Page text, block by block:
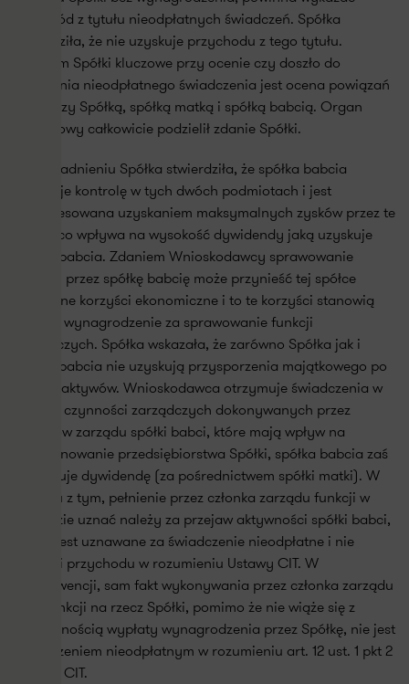
przychód z tytułu nieodpłatnych świadczeń. Spółka
stwierdziła, że nie uzyskuje przychodu z tego tytułu.
Zdaniem Spółki kluczowe przy ocenie czy doszło do
powstania nieodpłatnego świadczenia jest ocena powiązań
pomiędzy Spółką, spółką matką i spółką babcią. Organ
podatkowy całkowicie podzielił zdanie Spółki.
W uzasadnieniu Spółka stwierdziła, że spółka babcia
sprawuje kontrolę w tych dwóch podmiotach i jest
zainteresowana uzyskaniem maksymalnych zysków przez te
spółki, co wpływa na wysokość dywidendy jaką uzyskuje
spółka babcia. Zdaniem Wnioskodawcy sprawowanie
kontroli przez spółkę babcię może przynieść tej spółce
wymierne korzyści ekonomiczne i to te korzyści stanowią
swoiste wynagrodzenie za sprawowanie funkcji
zarządczych. Spółka wskazała, że zarówno Spółka jak i
spółka babcia nie uzyskują przysporzenia majątkowego po
stronie aktywów. Wnioskodawca otrzymuje świadczenia w
postaci czynności zarządczych dokonywanych przez
członków zarządu spółki babci, które mają wpływ na
funkcjonowanie przedsiębiorstwa Spółki, spółka babcia zaś
otrzymuje dywidendę (za pośrednictwem spółki matki). W
związku z tym, pełnienie przez członka zarządu funkcji w
zarządzie uznać należy za przejaw aktywności spółki babci,
co nie jest uznawane za świadczenie nieodpłatne i nie
stanowi przychodu w rozumieniu Ustawy CIT. W
konsekwencji, sam fakt wykonywania przez członka zarządu
swej funkcji na rzecz Spółki, pomimo że nie wiąże się z
koniecznością wypłaty wynagrodzenia przez Spółkę, nie jest
świadczeniem nieodpłatnym w rozumieniu art. 12 ust. 1 pkt 2
Ustawy CIT.